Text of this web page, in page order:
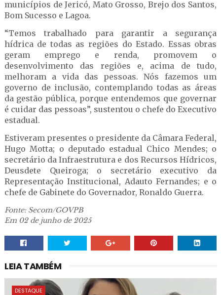
municípios de Jericó, Mato Grosso, Brejo dos Santos,
Bom Sucesso e Lagoa.
“Temos trabalhado para garantir a segurança
hídrica de todas as regiões do Estado. Essas obras
geram emprego e renda, promovem o
desenvolvimento das regiões e, acima de tudo,
melhoram a vida das pessoas. Nós fazemos um
governo de inclusão, contemplando todas as áreas
da gestão pública, porque entendemos que governar
é cuidar das pessoas”, sustentou o chefe do Executivo
estadual.
Estiveram presentes o presidente da Câmara Federal,
Hugo Motta; o deputado estadual Chico Mendes; o
secretário da Infraestrutura e dos Recursos Hídricos,
Deusdete Queiroga; o secretário executivo da
Representação Institucional, Adauto Fernandes; e o
chefe de Gabinete do Governador, Ronaldo Guerra.
Fonte: Secom/GOVPB
Em 02 de junho de 2025
LEIA TAMBÉM
DESTAQUE